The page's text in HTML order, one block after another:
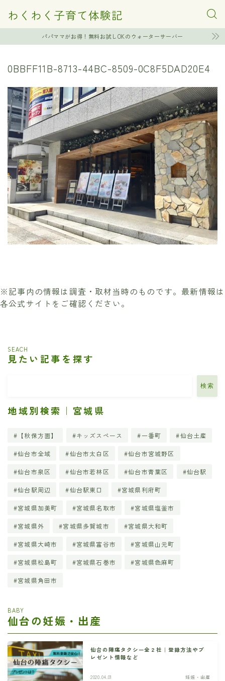
わくわく子育て体験記
パパママがお得！無料お試しOKのウォーターサーバー
0BBFF11B-8713-44BC-8509-0C8F5DAD20E4
※記事内の情報は調査・取材当時のものです。最新情報は
各公式サイトをご確認ください。
SEACH
見たい記事を探す
検索
地域別検索｜宮城県
【秋保方面】 キッズスペース 一番町 仙台土産
仙台市全域 仙台市太白区 仙台市宮城野区
仙台市泉区 仙台市若林区 仙台市青葉区 仙台駅
仙台駅周辺 仙台駅東口 宮城県利府町
宮城県加美町 宮城県名取市 宮城県塩釜市
宮城県外 宮城県多賀城市 宮城県大和町
宮城県大崎市 宮城県富谷市 宮城県山元町
宮城県松島町 宮城県石巻市 宮城県色麻町
宮城県角田市
BABY
仙台の妊娠・出産
仙台の陣痛タクシー全２社｜登録方法やプ
レゼント情報など
2020.04.01 妊娠・出産